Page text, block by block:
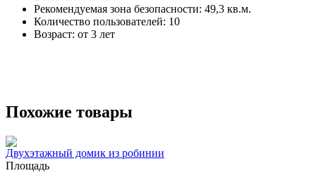
Рекомендуемая зона безопасности: 49,3 кв.м.
Количество пользователей: 10
Возраст: от 3 лет
Похожие товары
Двухэтажный домик из робинии
Площадь